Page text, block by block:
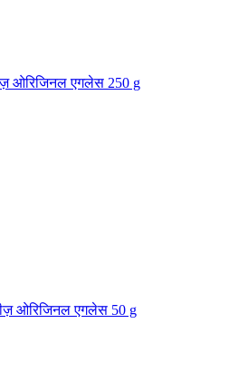
ओरिजिनल एगलेस 250 g
ओरिजिनल एगलेस 50 g